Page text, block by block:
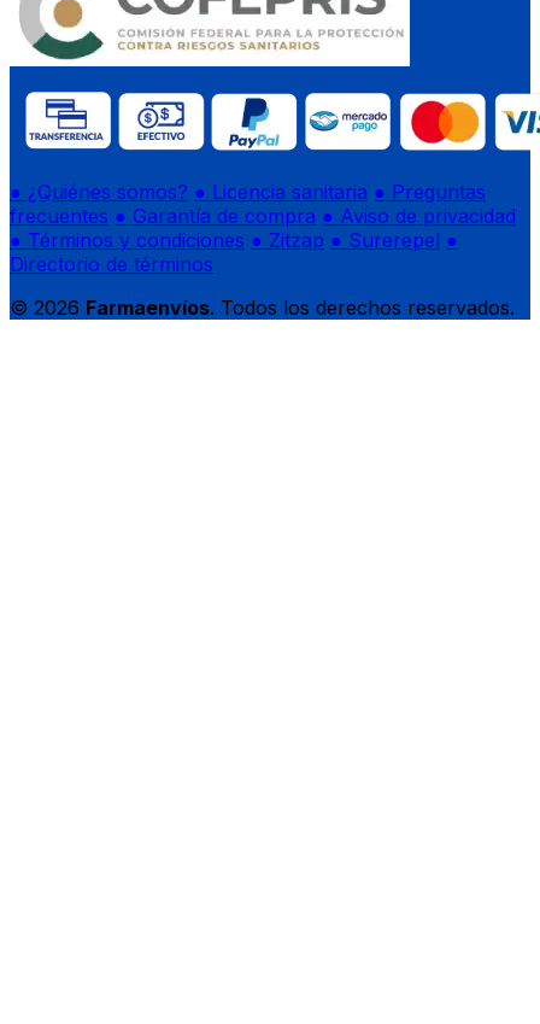
● ¿Quiénes somos? ● Licencia sanitaria ● Preguntas
frecuentes ● Garantía de compra ● Aviso de privacidad
● Términos y condiciones ● Zitzap ● Surerepel ●
Directorio de términos
© 2026 Farmaenvíos. Todos los derechos reservados.